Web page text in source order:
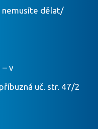
nemusíte dělat/
– v
uč. str. 47/2